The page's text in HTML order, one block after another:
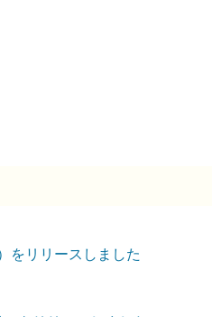
をリリースしました